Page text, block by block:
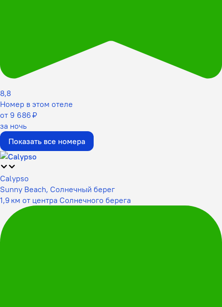
8,8
Номер в этом отеле
от 9 686 ₽
за ночь
Показать все номера
Calypso
Sunny Beach, Солнечный берег
1,9 км от центра Солнечного берега